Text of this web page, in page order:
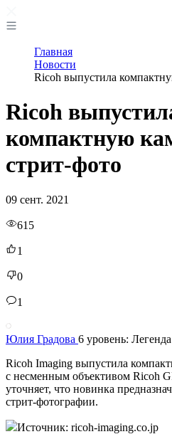
Главная
Новости
Ricoh выпустила
Ricoh
компактную
стрит-фото
09 сент. 2021
615
1
0
1
Юлия Градова 6 уровень: Легенда
Ricoh Imaging выпустила
с несменным объективом Ricoh
уточняет, что новинка
стрит-фотографии.
Источник: ricoh-imaging.co.jp